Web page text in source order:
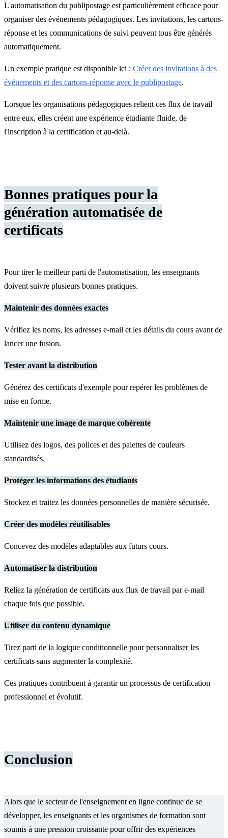
L'automatisation du publipostage est particulièrement efficace pour
organiser des événements pédagogiques. Les invitations, les cartons-
réponse et les communications de suivi peuvent tous être générés
automatiquement.
Un exemple pratique est disponible ici : Créer des invitations à des
événements et des cartons-réponse avec le publipostage.
Lorsque les organisations pédagogiques relient ces flux de travail
entre eux, elles créent une expérience étudiante fluide, de
l'inscription à la certification et au-delà.
Bonnes pratiques pour la
génération automatisée de
certificats
Pour tirer le meilleur parti de l'automatisation, les enseignants
doivent suivre plusieurs bonnes pratiques.
Maintenir des données exactes
Vérifiez les noms, les adresses e-mail et les détails du cours avant de
lancer une fusion.
Tester avant la distribution
Générez des certificats d'exemple pour repérer les problèmes de
mise en forme.
Maintenir une image de marque cohérente
Utilisez des logos, des polices et des palettes de couleurs
standardisés.
Protéger les informations des étudiants
Stockez et traitez les données personnelles de manière sécurisée.
Créer des modèles réutilisables
Concevez des modèles adaptables aux futurs cours.
Automatiser la distribution
Reliez la génération de certificats aux flux de travail par e-mail
chaque fois que possible.
Utiliser du contenu dynamique
Tirez parti de la logique conditionnelle pour personnaliser les
certificats sans augmenter la complexité.
Ces pratiques contribuent à garantir un processus de certification
professionnel et évolutif.
Conclusion
Alors que le secteur de l'enseignement en ligne continue de se
développer, les enseignants et les organismes de formation sont
soumis à une pression croissante pour offrir des expériences